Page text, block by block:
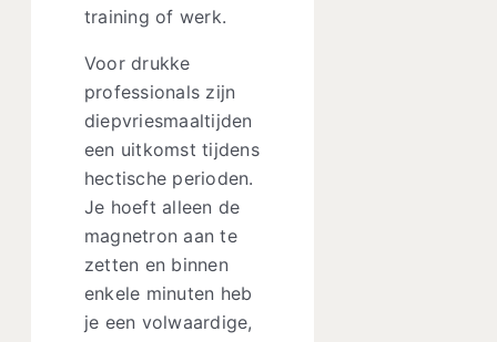
training of werk.
Voor drukke
professionals zijn
diepvriesmaaltijden
een uitkomst tijdens
hectische perioden.
Je hoeft alleen de
magnetron aan te
zetten en binnen
enkele minuten heb
je een volwaardige,